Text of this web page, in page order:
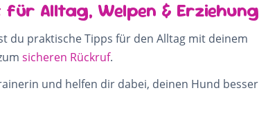
Alltag, Welpen & Erziehung
du praktische Tipps für den Alltag mit deinem
sicheren Rückruf.
und helfen dir dabei, deinen Hund besser